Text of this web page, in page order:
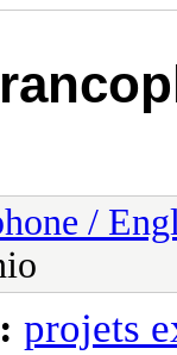
/
projets